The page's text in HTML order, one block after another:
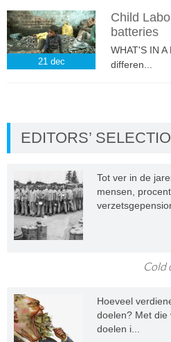
21 dec
Child
batteries
WHAT'S IN
differen...
EDITORS’
Tot ver in de
mensen,
Cold
Hoeveel
doelen? Met die
doelen i...